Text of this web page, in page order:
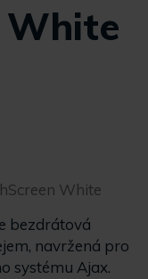
White
White
bezdrátová
navržená pro
systému Ajax.